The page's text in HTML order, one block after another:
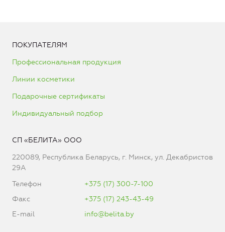
ПОКУПАТЕЛЯМ
Профессиональная продукция
Линии косметики
Подарочные сертификаты
Индивидуальный подбор
СП «БЕЛИТА» ООО
220089, Республика Беларусь, г. Минск, ул. Декабристов
29А
Телефон
+375 (17) 300-7-100
Факс
+375 (17) 243-43-49
E-mail
info@belita.by